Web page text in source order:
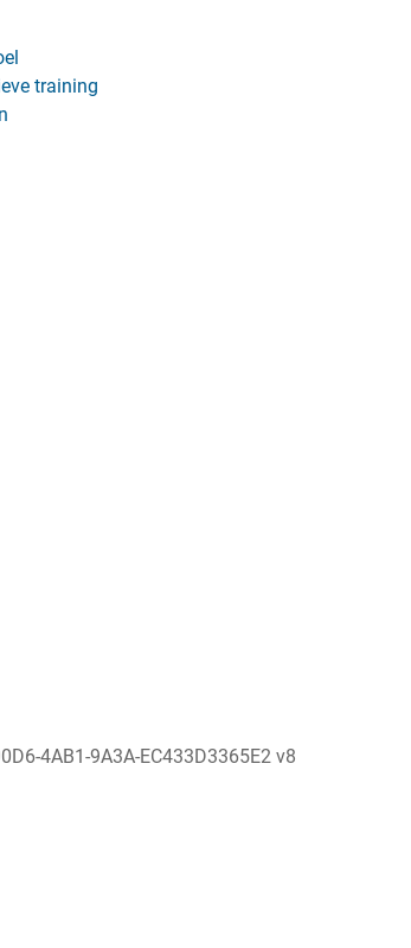
training
4AB1-9A3A-EC433D3365E2 v8